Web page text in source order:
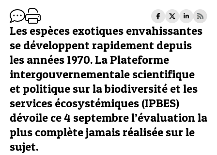
Les espèces exotiques envahissantes
se développent rapidement depuis
les années 1970. La Plateforme
intergouvernementale scientifique
et politique sur la biodiversité et les
services écosystémiques (IPBES)
dévoile ce 4 septembre l’évaluation la
plus complète jamais réalisée sur le
sujet.